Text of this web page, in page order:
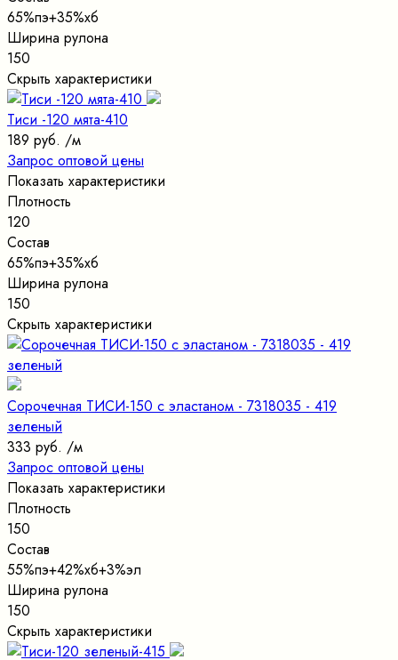
65%пэ+35%хб
Ширина рулона
150
Скрыть характеристики
Тиси -120 мята-410
189 руб. /м
Запрос оптовой цены
Показать характеристики
Плотность
120
Состав
65%пэ+35%хб
Ширина рулона
150
Скрыть характеристики
Сорочечная ТИСИ-150 с эластаном - 7318035 - 419
зеленый
333 руб. /м
Запрос оптовой цены
Показать характеристики
Плотность
150
Состав
55%пэ+42%хб+3%эл
Ширина рулона
150
Скрыть характеристики